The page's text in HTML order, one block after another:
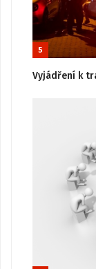
5
Vyjádření k